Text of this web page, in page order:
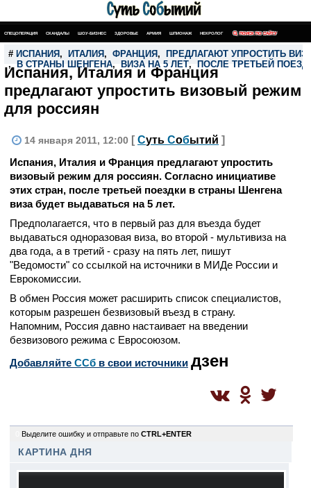
СПЕЦОПЕРАЦИЯ СКАНДАЛЫ ШОУ-БИЗНЕС ЗДОРОВЬЕ АРМИЯ ШПИОНАЖ НЕКРОЛОГ ПОИСК ПО САЙТУ
# ИСПАНИЯ , ИТАЛИЯ , ФРАНЦИЯ ,
ПРЕДЛАГАЮТ УПРОСТИТЬ
,
В СТРАНЫ ШЕНГЕНА, ВИЗА НА 5 ЛЕТ, ПОСЛЕ ТРЕТЬЕЙ
Испания, Италия и Франция
предлагают упростить визовый режим
для россиян
14 января 2011, 12:00 [ Суть Событий ]
Испания, Италия и Франция предлагают упростить
визовый режим для россиян. Согласно инициативе
этих стран, после третьей поездки в страны Шенгена
виза будет выдаваться на 5 лет.
Предполагается, что в первый раз для въезда будет
выдаваться одноразовая виза, во второй - мультивиза на
два года, а в третий - сразу на пять лет, пишут
"Ведомости" со ссылкой на источники в МИДе России и
Еврокомиссии.
В обмен Россия может расширить список специалистов,
которым разрешен безвизовый въезд в страну.
Напомним, Россия давно настаивает на введении
безвизового режима с Евросоюзом.
Добавляйте CСб в свои источники дзен
Выделите ошибку и отправьте по CTRL+ENTER
КАРТИНА ДНЯ